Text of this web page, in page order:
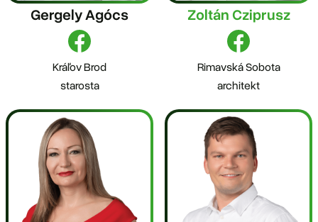
Gergely Agócs
Kráľov Brod
starosta
Zoltán Cziprusz
Rimavská Sobota
architekt